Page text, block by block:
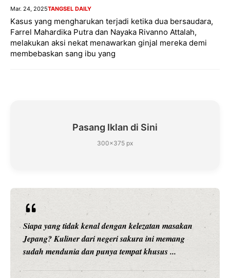
Mar. 24, 2025TANGSEL DAILY
Kasus yang mengharukan terjadi ketika dua bersaudara,
Farrel Mahardika Putra dan Nayaka Rivanno Attalah,
melakukan aksi nekat menawarkan ginjal mereka demi
membebaskan sang ibu yang
Pasang Iklan di Sini
300×375 px
Siapa yang tidak kenal dengan kelezatan masakan
Jepang? Kuliner dari negeri sakura ini memang
sudah mendunia dan punya tempat khusus ...